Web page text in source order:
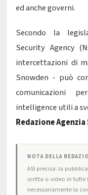
ed anche governi.
Secondo la
Security Agency
intercettazioni di
Snowden - può
comunicazioni
intelligence utili a
Redazione
NOTA DELLA
ASI precisa: la
scritta o video in tutte
necessariamente la